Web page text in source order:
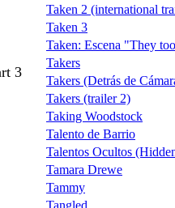
3
Taken 2 (international
Taken 3
Taken: Escena "They
Takers
Takers (Detrás de
Takers (trailer 2)
Taking Woodstock
Talento de Barrio
Talentos Ocultos
Tamara Drewe
Tammy